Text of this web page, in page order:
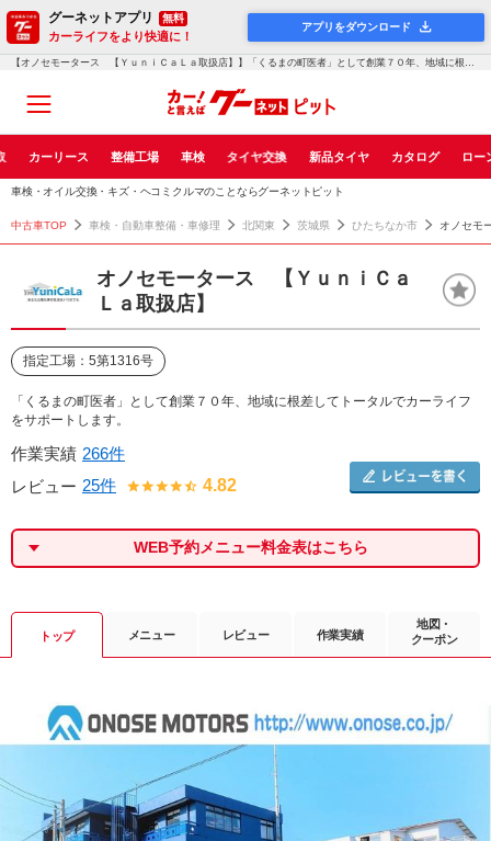
グーネットアプリ 無料
カーライフをより快適に！
アプリをダウンロード
【オノセモータース 【ＹｕｎｉＣａＬａ取扱店】】「くるまの町医者」として創業７０年、地域に根差してトータルでカーライフをサポート...！グーネットピット
カーリース 整備工場 車検 タイヤ交換 新品タイヤ カタログ ロー
車検・オイル交換・キズ・ヘコミクルマのことならグーネットピット
中古車TOP 車検・自動車整備・車修理 北関東 茨城県 ひたちなか市 オノセモ
オノセモータース 【ＹｕｎｉＣａ
Ｌａ取扱店】
指定工場：5第1316号
「くるまの町医者」として創業７０年、地域に根差してトータルでカーライフ
をサポートします。
作業実績 266件
レビュー 25件 4.82
WEB予約メニュー料金表はこちら
トップ メニュー レビュー 作業実績
地図・
クーポン